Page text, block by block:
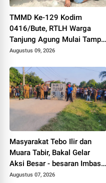
TMMD Ke-129 Kodim
0416/Bute, RTLH Warga
Tanjung Agung Mulai Tampil
Lebih Rapi dan Layak Huni
Augustus 09, 2026
Masyarakat Tebo Ilir dan
Muara Tabir, Bakal Gelar
Aksi Besar - besaran Imbas
Jalan Simpang Betung -
Augustus 07, 2026